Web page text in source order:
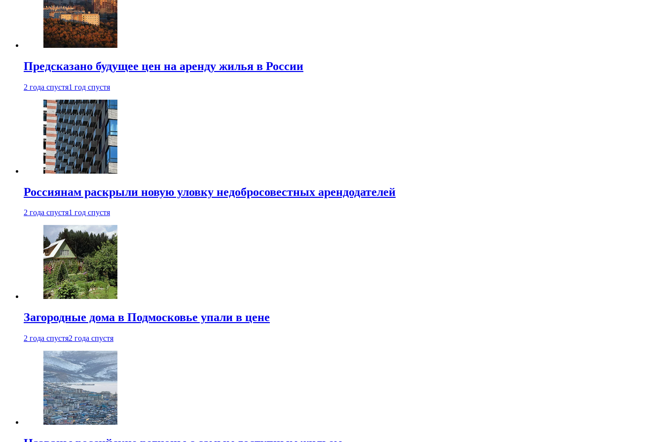
Предсказано будущее цен на аренду жилья в России
2 года спустя1 год спустя
Россиянам раскрыли новую уловку недобросовестных арендодателей
2 года спустя1 год спустя
Загородные дома в Подмосковье упали в цене
2 года спустя2 года спустя